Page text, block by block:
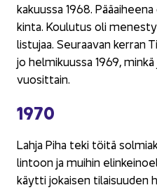
ka­kuus­sa 1968.
kin­ta. Kou­lu­tus oli
lis­tu­jaa. Seu­raa­van ker­ran
jo hel­mi­kuus­sa 1969,
vuo­sit­tain.
1970
Lahja Piha teki töitä
lin­toon ja mui­hin
käyt­ti jo­kai­sen ti­lai­suu­den